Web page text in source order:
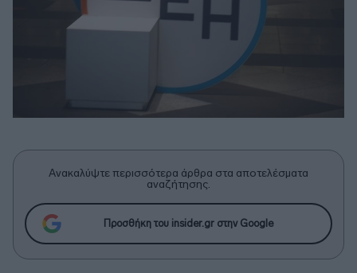
Ανακαλύψτε περισσότερα άρθρα στα αποτελέσματα
αναζήτησης.
Προσθήκη του insider.gr στην Google